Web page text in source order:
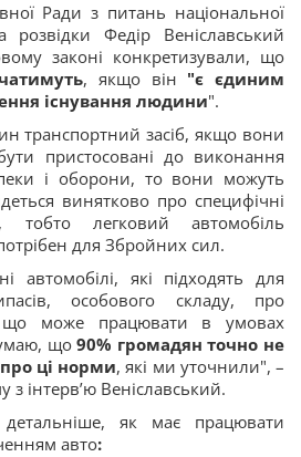
Ради з питань національної
Федір Веніславський
законі конкретизували, що
, якщо він "є єдиним
існування людини".
транспортний засіб, якщо вони
пристосовані до виконання
і оборони, то вони можуть
винятково про специфічні
тобто легковий автомобіль
для Збройних сил.
автомобілі, які підходять для
особового складу, про
що може працювати в умовах
що90% громадян точно не
ці норми, які ми уточнили", –
інтерв’ю Веніславський.
як має працювати
авто: